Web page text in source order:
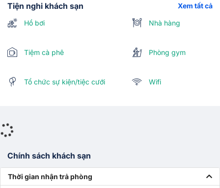
Tiện nghi khách sạn Xem tất cả
Hồ bơi Nhà hàng
Tiệm cà phê Phòng gym
Tổ chức sự kiện/tiệc cưới Wifi
Chính sách khách sạn
Thời gian nhận trả phòng